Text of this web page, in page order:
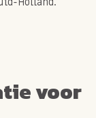
voor